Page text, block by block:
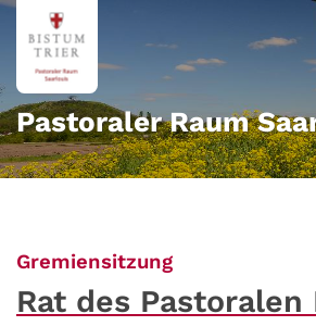
Zum Inhalt springen
Pastoraler Raum
Gremiensitzung:
Rat des Pastoralen